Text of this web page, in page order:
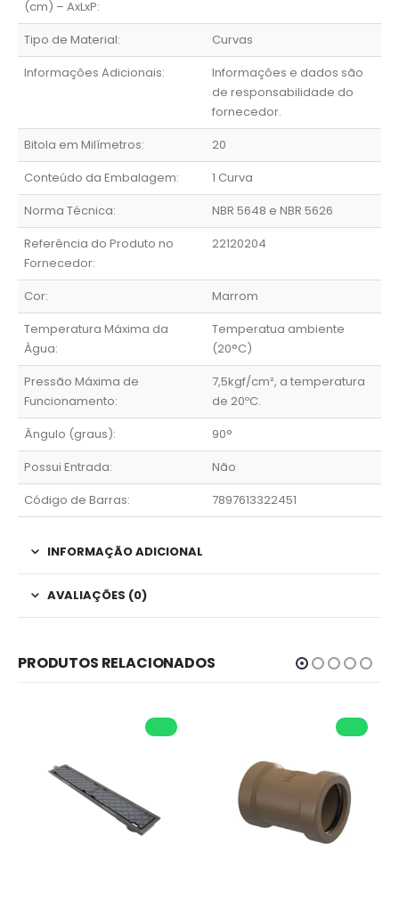
(cm) – AxLxP:
Tipo de Material:
Curvas
Informações Adicionais:
Informações e dados são
de responsabilidade do
fornecedor.
Bitola em Milímetros:
20
Conteúdo da Embalagem:
1 Curva
Norma Técnica:
NBR 5648 e NBR 5626
Referência do Produto no
Fornecedor:
22120204
Cor:
Marrom
Temperatura Máxima da
Água:
Temperatua ambiente
(20°C)
Pressão Máxima de
Funcionamento:
7,5kgf/cm², a temperatura
de 20ºC.
Ângulo (graus):
90°
Possui Entrada:
Não
Código de Barras:
7897613322451
INFORMAÇÃO ADICIONAL
AVALIAÇÕES (0)
PRODUTOS RELACIONADOS